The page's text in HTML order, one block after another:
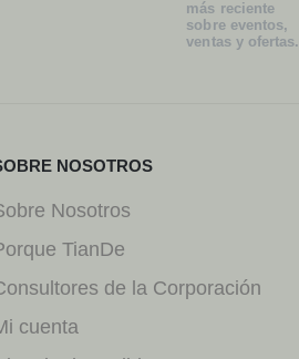
más reciente
sobre eventos,
ventas y ofertas.
NOSOTROS
Nosotros
TianDe
de la Corporación
cuenta